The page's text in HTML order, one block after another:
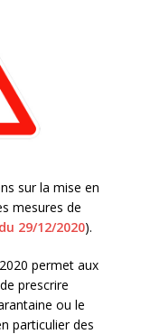
sur la mise en
mesures de
29/12/2020).
permet aux
prescrire
ou le
particulier des